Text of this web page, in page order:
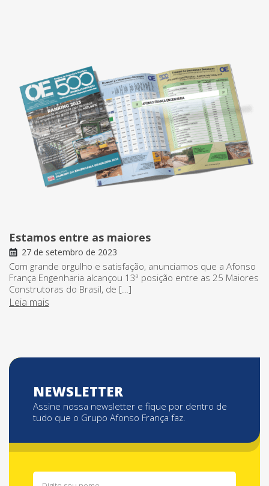
Estamos entre as maiores
27 de setembro de 2023
Com grande orgulho e satisfação, anunciamos que a Afonso
França Engenharia alcançou 13ª posição entre as 25 Maiores
Construtoras do Brasil, de […]
Leia mais
NEWSLETTER
Assine nossa newsletter e fique por dentro de
tudo que o Grupo Afonso França faz.